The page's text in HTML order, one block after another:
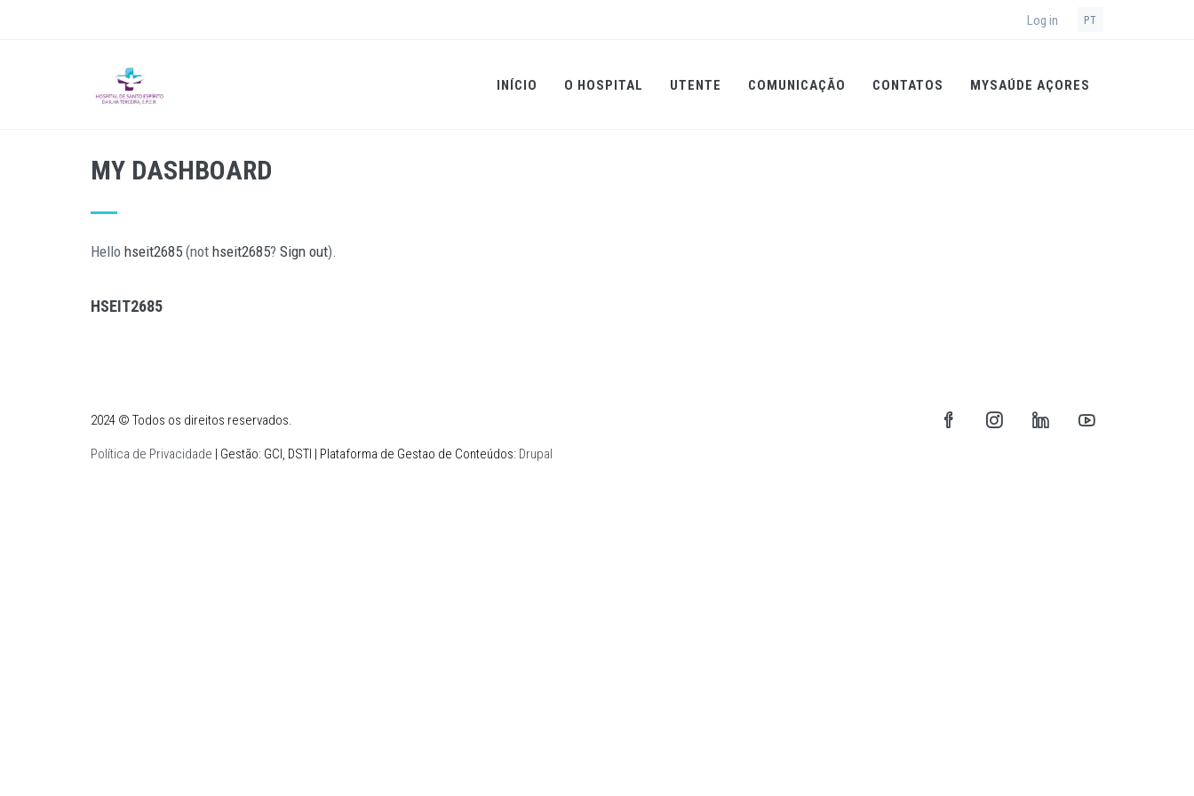
Log in PT
INÍCIO O HOSPITAL UTENTE COMUNICAÇÃO CONTATOS MYSAÚDE AÇORES
MY DASHBOARD
Hello hseit2685 (not hseit2685? Sign out).
HSEIT2685
2024 © Todos os direitos reservados.
Política de Privacidade | Gestão: GCI, DSTI | Plataforma de Gestao de Conteúdos: Drupal